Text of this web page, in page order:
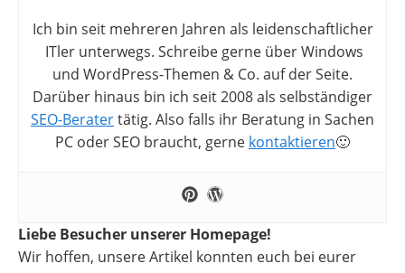
Ich bin seit mehreren Jahren als leidenschaftlicher
ITler unterwegs. Schreibe gerne über Windows
und WordPress-Themen & Co. auf der Seite.
Darüber hinaus bin ich seit 2008 als selbständiger
SEO-Beratertätig. Also falls ihr Beratung in Sachen
PC oder SEO braucht, gerne kontaktieren🙂
Liebe Besucher unserer Homepage!
Wir hoffen, unsere Artikel konnten euch bei eurer